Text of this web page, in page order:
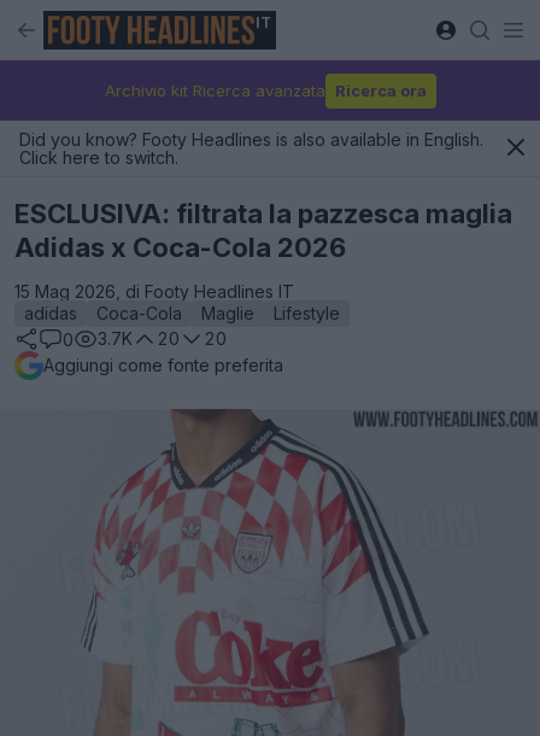
IT
Archivio kit Ricerca avanzata Ricerca ora
Did you know? Footy Headlines is also available in English.
Click here to switch.
ESCLUSIVA: filtrata la pazzesca maglia
Adidas x Coca-Cola 2026
15 Mag 2026, di Footy Headlines IT
adidas
Coca-Cola Maglie
Lifestyle
0
3.7K 20
20
Aggiungi come fonte preferita